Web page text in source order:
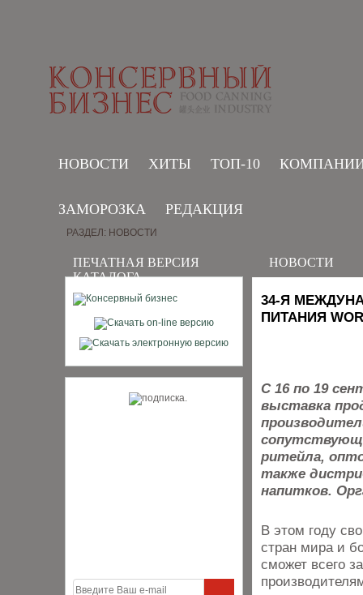
НОВОСТИ ХИТЫ ТОП-10
ЗАМОРОЗКА РЕДАКЦИЯ
ПЕЧАТНАЯ ВЕРСИЯ
КАТАЛОГА
РАЗДЕЛ: НОВОСТИ
НОВОСТИ
34-Я
ПИТАНИЯ
С 16 по 19
выставка
ритейла,
также
напитков.
В этом году
стран мира и
сможет всего